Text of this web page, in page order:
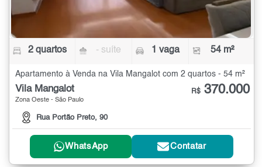
2 quartos - suíte 1 vaga 54 m²
Apartamento à Venda na Vila Mangalot com 2 quartos - 54 m²
Vila Mangalot
Zona Oeste - São Paulo
Rua Portão Preto, 90
R$ 370.000
WhatsApp Contatar